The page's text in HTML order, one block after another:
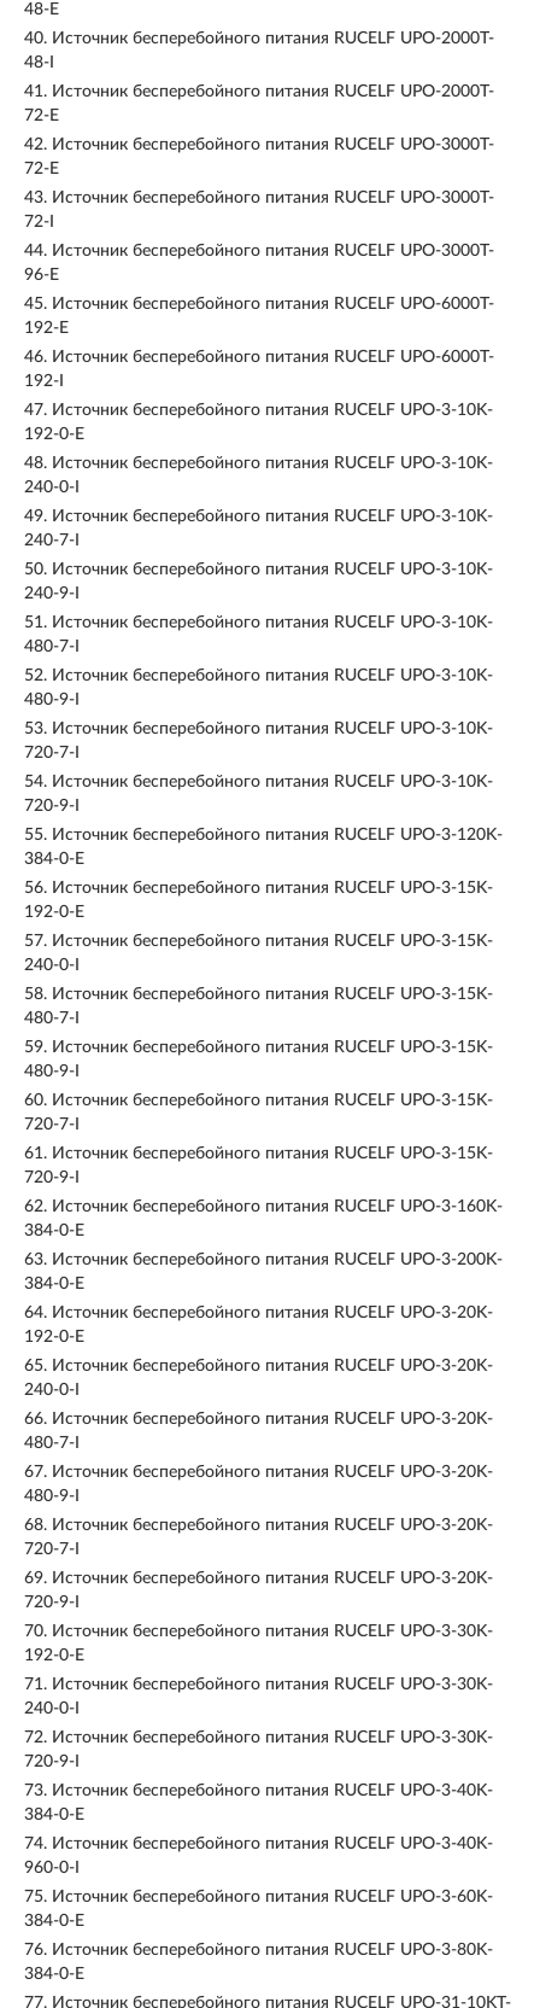
48-E
40. Источник бесперебойного питания RUCELF UPO-2000T-
48-I
41. Источник бесперебойного питания RUCELF UPO-2000T-
72-E
42. Источник бесперебойного питания RUCELF UPO-3000T-
72-E
43. Источник бесперебойного питания RUCELF UPO-3000T-
72-I
44. Источник бесперебойного питания RUCELF UPO-3000T-
96-E
45. Источник бесперебойного питания RUCELF UPO-6000T-
192-E
46. Источник бесперебойного питания RUCELF UPO-6000T-
192-I
47. Источник бесперебойного питания RUCELF UPO-3-10K-
192-0-E
48. Источник бесперебойного питания RUCELF UPO-3-10K-
240-0-I
49. Источник бесперебойного питания RUCELF UPO-3-10K-
240-7-I
50. Источник бесперебойного питания RUCELF UPO-3-10K-
240-9-I
51. Источник бесперебойного питания RUCELF UPO-3-10K-
480-7-I
52. Источник бесперебойного питания RUCELF UPO-3-10K-
480-9-I
53. Источник бесперебойного питания RUCELF UPO-3-10K-
720-7-I
54. Источник бесперебойного питания RUCELF UPO-3-10K-
720-9-I
55. Источник бесперебойного питания RUCELF UPO-3-120K-
384-0-E
56. Источник бесперебойного питания RUCELF UPO-3-15K-
192-0-E
57. Источник бесперебойного питания RUCELF UPO-3-15K-
240-0-I
58. Источник бесперебойного питания RUCELF UPO-3-15K-
480-7-I
59. Источник бесперебойного питания RUCELF UPO-3-15K-
480-9-I
60. Источник бесперебойного питания RUCELF UPO-3-15K-
720-7-I
61. Источник бесперебойного питания RUCELF UPO-3-15K-
720-9-I
62. Источник бесперебойного питания RUCELF UPO-3-160K-
384-0-E
63. Источник бесперебойного питания RUCELF UPO-3-200K-
384-0-E
64. Источник бесперебойного питания RUCELF UPO-3-20K-
192-0-E
65. Источник бесперебойного питания RUCELF UPO-3-20K-
240-0-I
66. Источник бесперебойного питания RUCELF UPO-3-20K-
480-7-I
67. Источник бесперебойного питания RUCELF UPO-3-20K-
480-9-I
68. Источник бесперебойного питания RUCELF UPO-3-20K-
720-7-I
69. Источник бесперебойного питания RUCELF UPO-3-20K-
720-9-I
70. Источник бесперебойного питания RUCELF UPO-3-30K-
192-0-E
71. Источник бесперебойного питания RUCELF UPO-3-30K-
240-0-I
72. Источник бесперебойного питания RUCELF UPO-3-30K-
720-9-I
73. Источник бесперебойного питания RUCELF UPO-3-40K-
384-0-E
74. Источник бесперебойного питания RUCELF UPO-3-40K-
960-0-I
75. Источник бесперебойного питания RUCELF UPO-3-60K-
384-0-E
76. Источник бесперебойного питания RUCELF UPO-3-80K-
384-0-E
77. Источник бесперебойного питания RUCELF UPO-31-10KT-